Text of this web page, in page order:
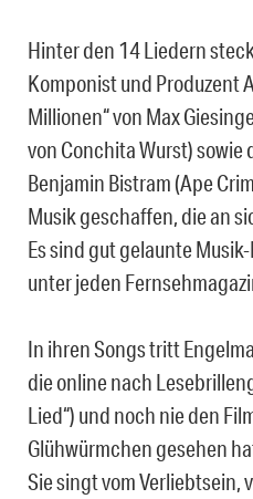
Hinter den 14 Liedern
Komponist und Produzent
Millionen“ von Max
von Conchita Wurst) sowie
Benjamin Bistram (Ape
Musik geschaffen, die an
Es sind gut gelaunte
unter jeden
In ihren Songs tritt
die online nach
Lied“) und noch nie den
Glühwürmchen gesehen
Sie singt vom Verliebtsein,